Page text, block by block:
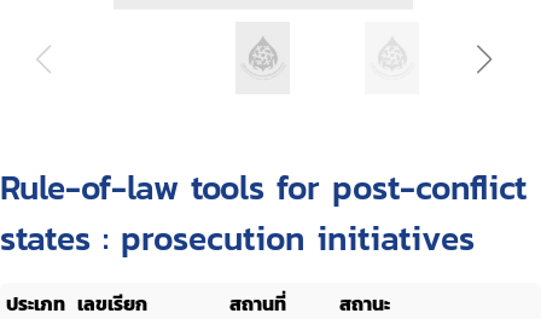
Rule-of-law tools for post-conflict
states : prosecution initiatives
ประเภท เลขเรียก สถานที่
สถานะ